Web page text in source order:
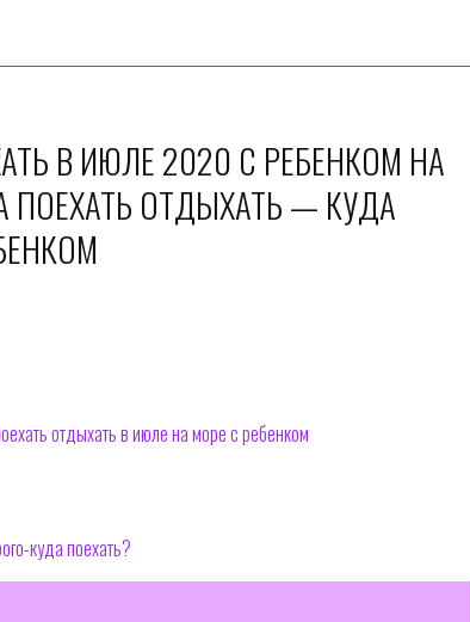
В ИЮЛЕ 2020 С РЕБЕНКОМ НА
ПОЕХАТЬ ОТДЫХАТЬ — КУДА
отдыхать в июле на море с ребенком
куда поехать?